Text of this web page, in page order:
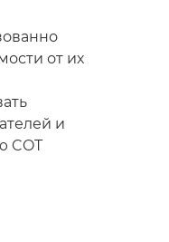
от их
и
COT